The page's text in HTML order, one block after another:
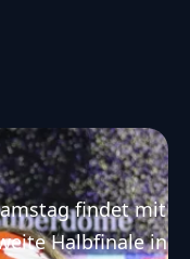
findet mit
Halbfinale in